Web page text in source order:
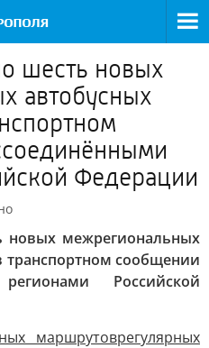
шесть новых
автобусных
Федерации
новых межрегиональных
сообщении
Российской
маршрутоврегулярных